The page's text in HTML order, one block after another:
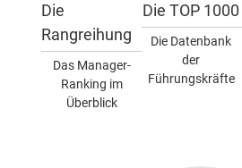
Die
Rangreihung
Das Manager-
Ranking im
Überblick
Die TOP 1000
Die Datenbank
der
Führungskräfte